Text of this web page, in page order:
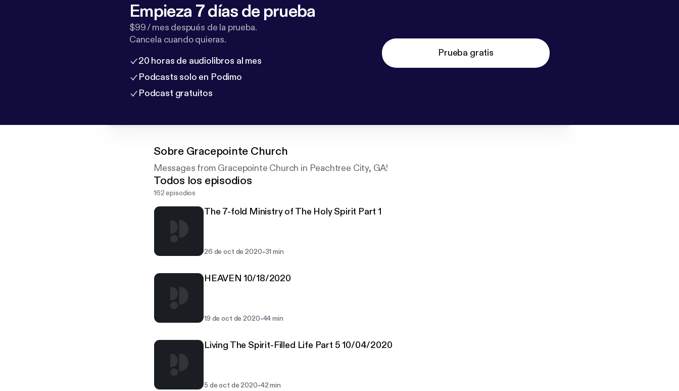
Empieza 7 días de prueba
$99 / mes después de la prueba.
Cancela cuando quieras.
20 horas de audiolibros al mes
Podcasts solo en Podimo
Podcast gratuitos
Prueba gratis
Sobre Gracepointe Church
Messages from Gracepointe Church in Peachtree City, GA!
Todos los episodios
162 episodios
The 7-fold Ministry of The Holy Spirit Part 1
26 de oct de 2020-31 min
HEAVEN 10/18/2020
19 de oct de 2020-44 min
Living The Spirit-Filled Life Part 5 10/04/2020
5 de oct de 2020-42 min